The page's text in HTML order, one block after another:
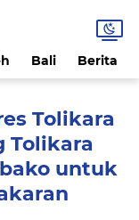
Bali Berita
Tolikara
Tolikara
untuk